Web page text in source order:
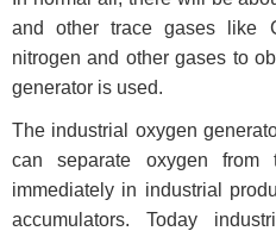
and other trace gases like
nitrogen and other gases to
generator is used.
The industrial oxygen
can separate oxygen
immediately in industrial
accumulators. Today